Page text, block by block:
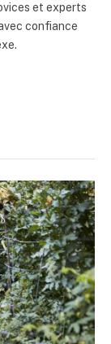
et experts
confiance